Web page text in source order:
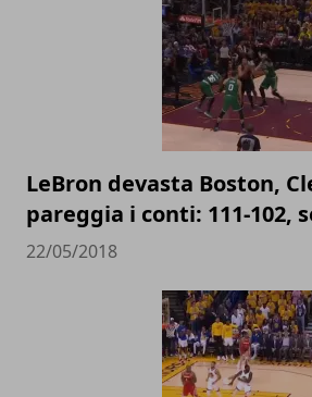
LeBron devasta Boston,
pareggia i conti: 111-102,
22/05/2018